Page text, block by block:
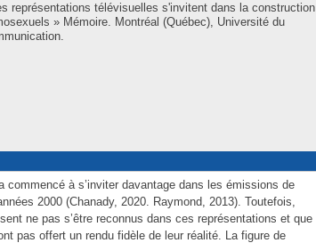
représentations télévisuelles s'invitent dans la construction
» Mémoire. Montréal (Québec), Université du
commencé à s’inviter davantage dans les émissions de
2000 (Chanady, 2020. Raymond, 2013). Toutefois,
ne pas s’être reconnus dans ces représentations et que
pas offert un rendu fidèle de leur réalité. La figure de